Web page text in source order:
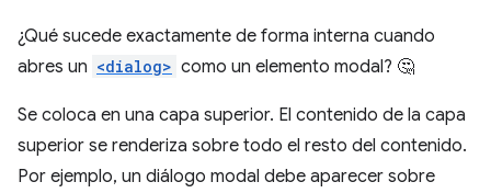
¿Qué sucede exactamente de forma interna cuando
abres un <dialog> como un elemento modal? 🤔
Se coloca en una capa superior. El contenido de la capa
superior se renderiza sobre todo el resto del contenido.
Por ejemplo, un diálogo modal debe aparecer sobre